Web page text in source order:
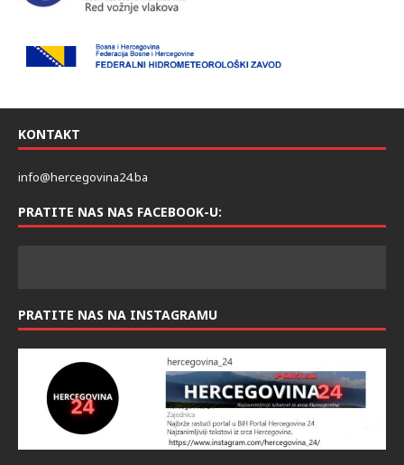
KONTAKT
info@hercegovina24.ba
PRATITE NAS NAS FACEBOOK-U:
PRATITE NAS NA INSTAGRAMU